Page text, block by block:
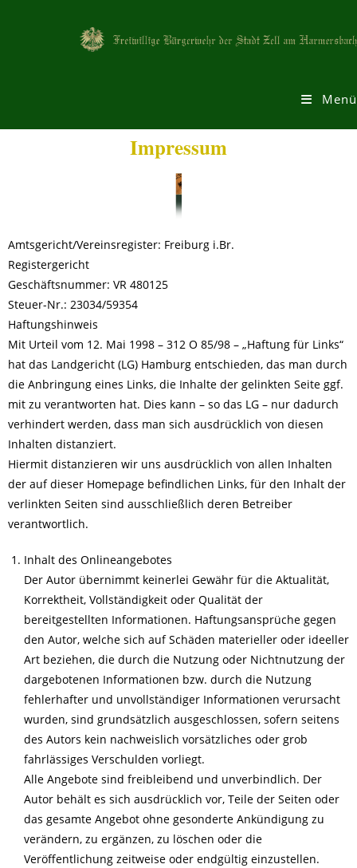
Menü
Impressum
Amtsgericht/Vereinsregister: Freiburg i.Br.
Registergericht
Geschäftsnummer: VR 480125
Steuer-Nr.: 23034/59354
Haftungshinweis
Mit Urteil vom 12. Mai 1998 – 312 O 85/98 – „Haftung für Links“
hat das Landgericht (LG) Hamburg entschieden, das man durch
die Anbringung eines Links, die Inhalte der gelinkten Seite ggf.
mit zu verantworten hat. Dies kann – so das LG – nur dadurch
verhindert werden, dass man sich ausdrücklich von diesen
Inhalten distanziert.
Hiermit distanzieren wir uns ausdrücklich von allen Inhalten
der auf dieser Homepage befindlichen Links, für den Inhalt der
verlinkten Seiten sind ausschließlich deren Betreiber
verantwortlich.
Inhalt des Onlineangebotes
Der Autor übernimmt keinerlei Gewähr für die Aktualität,
Korrektheit, Vollständigkeit oder Qualität der
bereitgestellten Informationen. Haftungsansprüche gegen
den Autor, welche sich auf Schäden materieller oder ideeller
Art beziehen, die durch die Nutzung oder Nichtnutzung der
dargebotenen Informationen bzw. durch die Nutzung
fehlerhafter und unvollständiger Informationen verursacht
wurden, sind grundsätzlich ausgeschlossen, sofern seitens
des Autors kein nachweislich vorsätzliches oder grob
fahrlässiges Verschulden vorliegt.
Alle Angebote sind freibleibend und unverbindlich. Der
Autor behält es sich ausdrücklich vor, Teile der Seiten oder
das gesamte Angebot ohne gesonderte Ankündigung zu
verändern, zu ergänzen, zu löschen oder die
Veröffentlichung zeitweise oder endgültig einzustellen.